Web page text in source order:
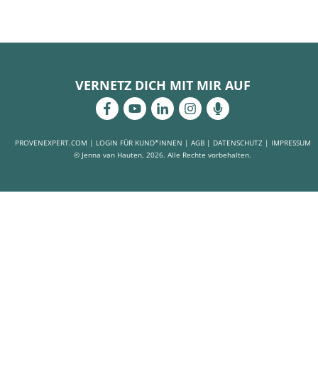
VERNETZ DICH MIT MIR AUF
PROVENEXPERT.COM | LOGIN FÜR KUND*INNEN | AGB| DATENSCHUTZ| IMPRESSUM
© Jenna van Hauten, 2026. Alle Rechte vorbehalten.